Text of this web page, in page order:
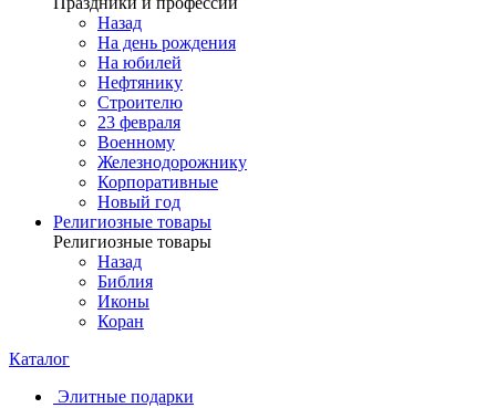
Назад
На день рождения
На юбилей
Нефтянику
Строителю
23 февраля
Военному
Железнодорожнику
Корпоративные
Новый год
Религиозные товары
Религиозные товары
Назад
Библия
Иконы
Коран
Каталог
Элитные подарки